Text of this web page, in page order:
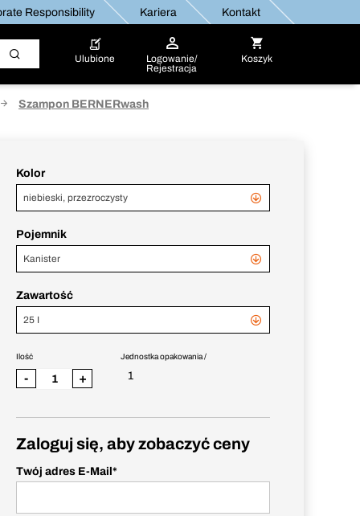
Responsibility Kariera Kontakt
Ulubione
Logowanie/
Rejestracja
Koszyk
Szampon BERNERwash
Kolor
niebieski, przezroczysty
Pojemnik
Kanister
Zawartość
25 I
Jednostka opakowania /
1
Ilość
- +
Zaloguj się, aby zobaczyć ceny
Twój adres E-Mail *